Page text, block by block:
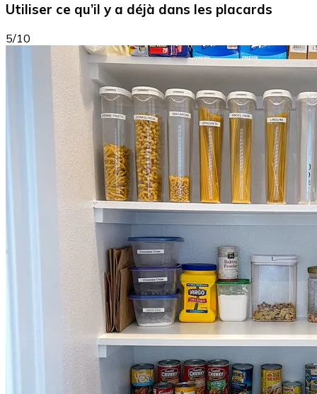
Utiliser ce qu’il y a déjà dans les placards
5/10